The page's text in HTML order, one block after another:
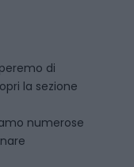
di
la sezione
numerose